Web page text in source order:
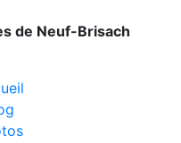
de Neuf-Brisach